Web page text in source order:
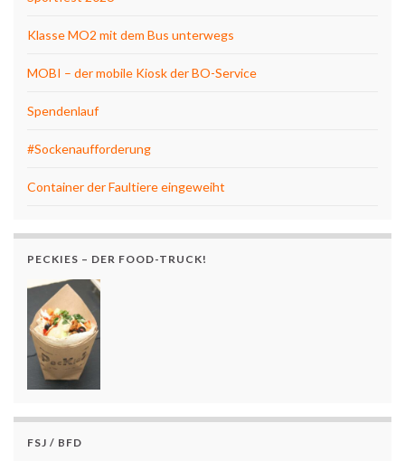
Klasse MO2 mit dem Bus unterwegs
MOBI – der mobile Kiosk der BO-Service
Spendenlauf
#Sockenaufforderung
Container der Faultiere eingeweiht
PECKIES – DER FOOD-TRUCK!
FSJ / BFD